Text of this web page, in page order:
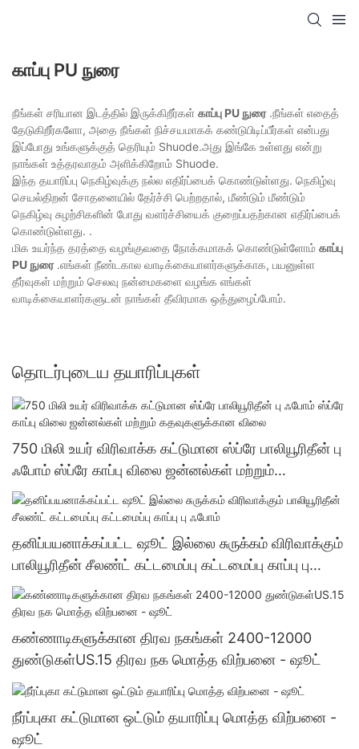
காப்பு PU நுரை
நீங்கள் சரியான இடத்தில் இருக்கிறீர்கள் காப்பு PU நுரை.நீங்கள் எதைத்
தேடுகிறீர்களோ, அதை நீங்கள் நிச்சயமாகக் கண்டுபிடிப்பீர்கள் என்பது
இப்போது உங்களுக்குத் தெரியும் Shuode.அது இங்கே உள்ளது என்று
நாங்கள் உத்தரவாதம் அளிக்கிறோம் Shuode.
இந்த தயாரிப்பு நெகிழ்வுக்கு நல்ல எதிர்ப்பைக் கொண்டுள்ளது. நெகிழ்வு
செயல்திறன் சோதனையில் தேர்ச்சி பெற்றதால், மீண்டும் மீண்டும்
நெகிழ்வு சுழற்சிகளின் போது வளர்ச்சியைக் குறைப்பதற்கான எதிர்ப்பைக்
கொண்டுள்ளது. .
மிக உயர்ந்த தரத்தை வழங்குவதை நோக்கமாகக் கொண்டுள்ளோம் காப்பு
PU நுரை.எங்கள் நீண்டகால வாடிக்கையாளர்களுக்காக, பயனுள்ள
தீர்வுகள் மற்றும் செலவு நன்மைகளை வழங்க எங்கள்
வாடிக்கையாளர்களுடன் நாங்கள் தீவிரமாக ஒத்துழைப்போம்.
தொடர்புடைய தயாரிப்புகள்
750 மிலி உயர் விரிவாக்க கட்டுமான ஸ்ப்ரே பாலியூரிதீன் பு
ஃபோம் ஸ்ப்ரே காப்பு விலை ஜன்னல்கள் மற்றும்
கதவுகளுக்கான விலை
தனிப்பயனாக்கப்பட்ட ஷூட் இல்லை சுருக்கம் விரிவாக்கும்
பாலியூரிதீன் சீலண்ட் கட்டமைப்பு கட்டமைப்பு காப்பு பு
ஃபோம்
கண்ணாடிகளுக்கான திரவ நகங்கள் 2400-12000
துண்டுகள்US.15 திரவ நக மொத்த விற்பனை - ஷூட்
நீர்ப்புகா கட்டுமான ஒட்டும் தயாரிப்பு மொத்த விற்பனை -
ஷூட்